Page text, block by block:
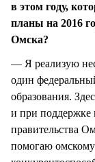
в этом году,
планы на 2016
Омска?
— Я реализую
один
образования.
и при
правительства
помогаю